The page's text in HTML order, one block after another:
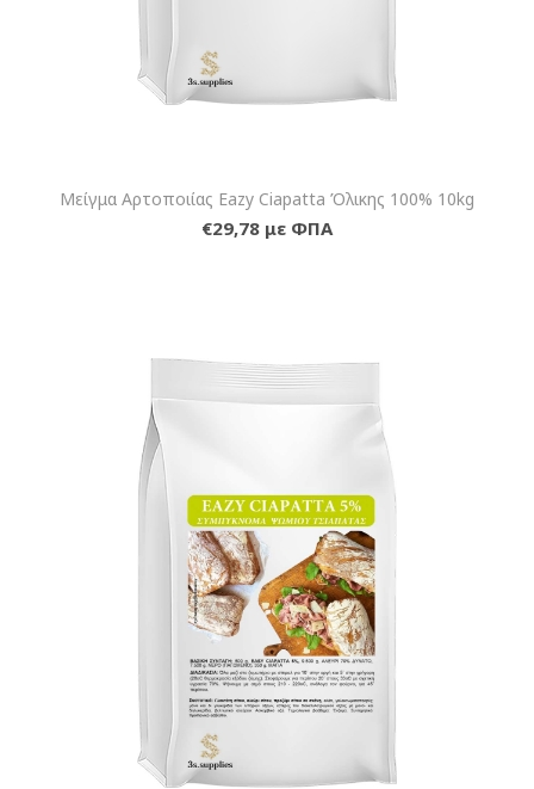
Μείγμα Αρτοποιίας Eazy Ciapatta Όλικης 100% 10kg
€29,78 με ΦΠΑ